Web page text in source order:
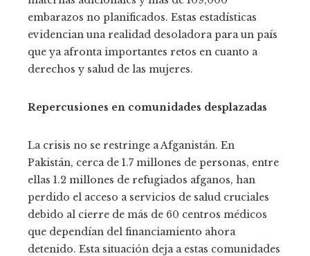
embarazos no planificados. Estas estadísticas
evidencian una realidad desoladora para un país
que ya afronta importantes retos en cuanto a
derechos y salud de las mujeres.
Repercusiones en comunidades desplazadas
La crisis no se restringe a Afganistán. En
Pakistán, cerca de 1.7 millones de personas, entre
ellas 1.2 millones de refugiados afganos, han
perdido el acceso a servicios de salud cruciales
debido al cierre de más de 60 centros médicos
que dependían del financiamiento ahora
detenido. Esta situación deja a estas comunidades